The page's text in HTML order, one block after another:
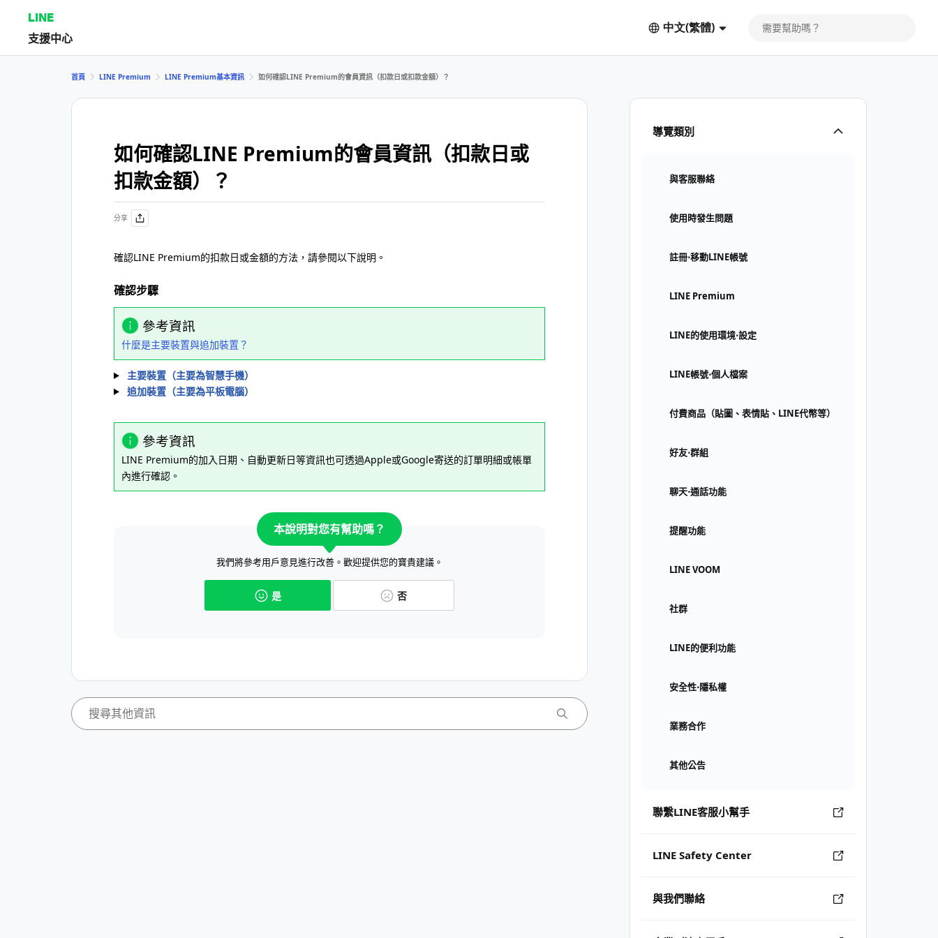
LINE
支援中心
中文(繁體)
導覽類別
與客服聯絡
使用時發生問題
註冊⋅移動LINE帳號
LINE Premium
LINE的使用環境⋅設定
LINE帳號⋅個人檔案
付費商品（貼圖、表情貼、LINE代幣等）
好友⋅群組
聊天⋅通話功能
提醒功能
LINE VOOM
社群
LINE的便利功能
安全性⋅隱私權
業務合作
其他公告
聯繫LINE客服小幫手
LINE Safety Center
與我們聯絡
首頁 LINE Premium LINE Premium基本資訊 如何確認LINE Premium的會員資訊（扣款日或扣款金額）？
如何確認LINE Premium的會員資訊（扣款日或
扣款金額）？
分享
確認LINE Premium的扣款日或金額的方法，請參閱以下說明。
確認步驟
參考資訊
什麼是主要裝置與追加裝置？
主要裝置（主要為智慧手機）
追加裝置（主要為平板電腦）
參考資訊
LINE Premium的加入日期、自動更新日等資訊也可透過Apple或Google寄送的訂單明細或帳單
內進行確認。
本說明對您有幫助嗎？
我們將參考用戶意見進行改善。歡迎提供您的寶貴建議。
是 否